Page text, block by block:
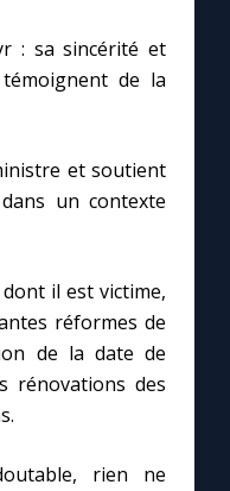
: sa sincérité et
de la
et soutient
un contexte
il est victime,
réformes de
de la date de
rénovations des
rien ne